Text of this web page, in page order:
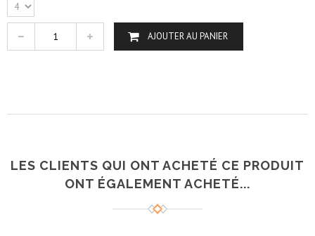
AJOUTER AU PANIER
LES CLIENTS QUI ONT ACHETÉ CE PRODUIT
ONT ÉGALEMENT ACHETÉ...